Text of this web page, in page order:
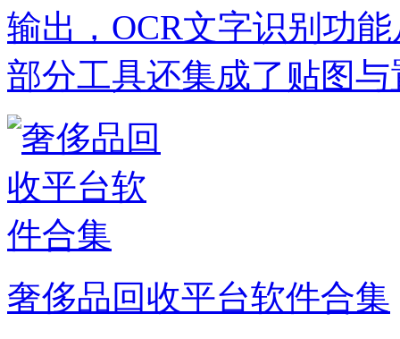
输出，OCR文字识别功
部分工具还集成了贴图
奢侈品回收平台软件合集